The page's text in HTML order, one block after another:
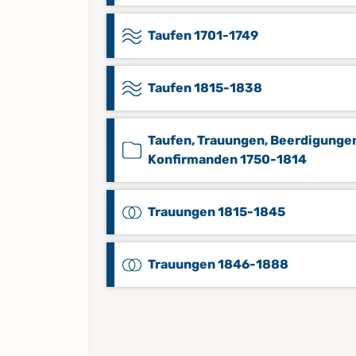
Taufen 1701-1749
Taufen 1815-1838
Taufen, Trauungen,
Konfirmanden 1750-1814
Trauungen 1815-1845
Trauungen 1846-1888